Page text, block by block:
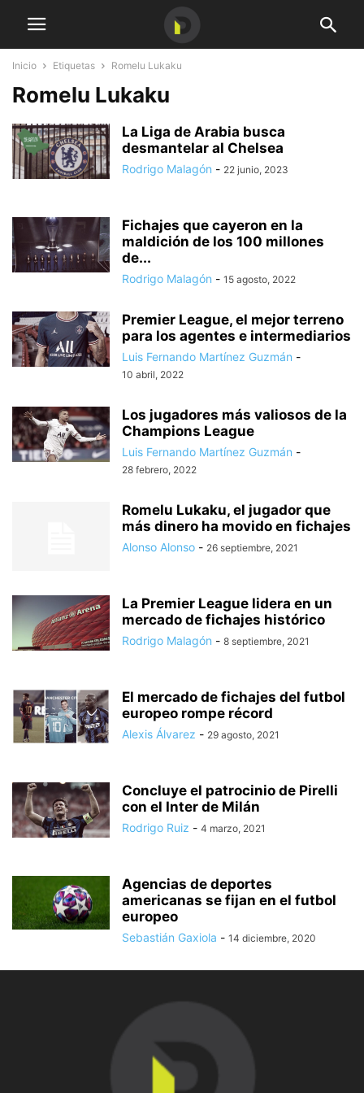
Inicio Etiquetas Romelu Lukaku
Romelu Lukaku
La Liga de Arabia busca
desmantelar al Chelsea
Rodrigo Malagón - 22 junio, 2023
Fichajes que cayeron en la
maldición de los 100 millones
de...
Rodrigo Malagón - 15 agosto, 2022
Premier League, el mejor terreno
para los agentes e intermediarios
Luis Fernando Martínez Guzmán -
10 abril, 2022
Los jugadores más valiosos de la
Champions League
Luis Fernando Martínez Guzmán -
28 febrero, 2022
Romelu Lukaku, el jugador que
más dinero ha movido en fichajes
Alonso Alonso - 26 septiembre, 2021
La Premier League lidera en un
mercado de fichajes histórico
Rodrigo Malagón - 8 septiembre, 2021
El mercado de fichajes del futbol
europeo rompe récord
Alexis Álvarez - 29 agosto, 2021
Concluye el patrocinio de Pirelli
con el Inter de Milán
Rodrigo Ruiz - 4 marzo, 2021
Agencias de deportes
americanas se fijan en el futbol
europeo
Sebastián Gaxiola - 14 diciembre, 2020